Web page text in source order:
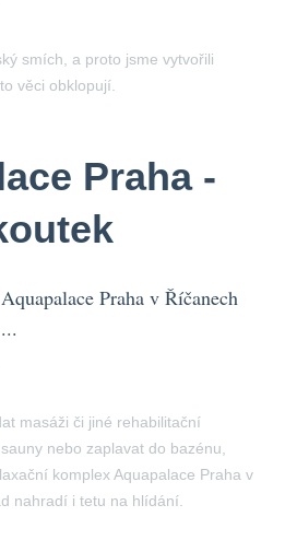
smích, a proto jsme vytvořili
věci obklopují.
Praha -
Praha v Říčanech
masáži či jiné rehabilitační
nebo zaplavat do bazénu,
komplex Aquapalace Praha v
nahradí i tetu na hlídání.